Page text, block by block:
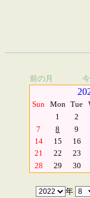
前の月
Sun Mon Tue
1
2
7
8 9
14
15 16
21
22 23
28
29 30
年